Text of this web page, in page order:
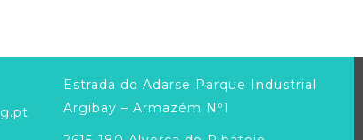
Estrada do Adarse Parque Industrial
Argibay – Armazém Nº1